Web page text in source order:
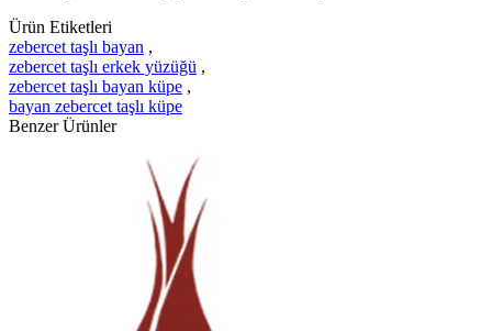
Ürün Etiketleri
zebercet taşlı bayan ,
zebercet taşlı erkek yüzüğü ,
zebercet taşlı bayan küpe ,
bayan zebercet taşlı küpe
Benzer Ürünler